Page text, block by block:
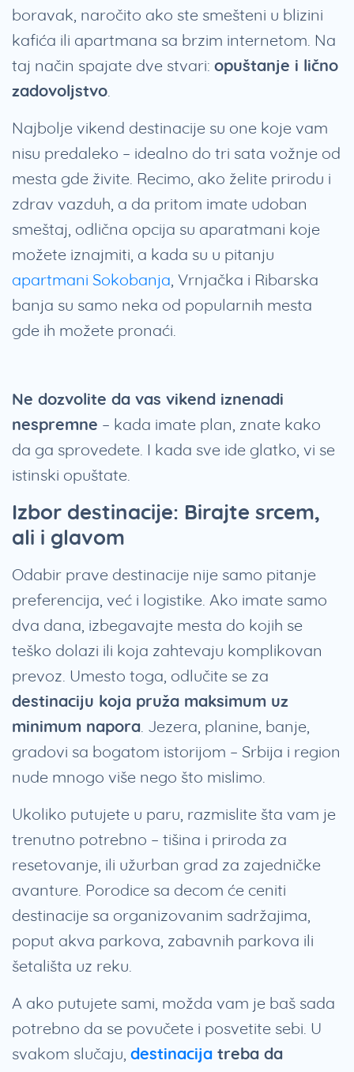
boravak, naročito ako ste smešteni u blizini
kafića ili apartmana sa brzim internetom. Na
taj način spajate dve stvari: opuštanje i lično
zadovoljstvo
Najbolje vikend destinacije su one koje vam
nisu predaleko – idealno do tri sata vožnje od
mesta gde živite. Recimo, ako želite prirodu i
zdrav vazduh, a da pritom imate udoban
smeštaj, odlična opcija su aparatmani koje
možete iznajmiti, a kada su u pitanju
apartmani Sokobanja , Vrnjačka i Ribarska
banja su samo neka od popularnih mesta
gde ih možete pronaći.
Ne dozvolite da vas vikend iznenadi
nespremne – kada imate plan, znate kako
da ga sprovedete. I kada sve ide glatko, vi se
istinski opuštate.
Izbor destinacije: Birajte srcem,
ali i glavom
Odabir prave destinacije nije samo pitanje
preferencija, već i logistike. Ako imate samo
dva dana, izbegavajte mesta do kojih se
teško dolazi ili koja zahtevaju komplikovan
prevoz. Umesto toga, odlučite se za
destinaciju koja pruža maksimum uz
minimum napora . Jezera, planine, banje,
gradovi sa bogatom istorijom – Srbija i region
nude mnogo više nego što mislimo.
Ukoliko putujete u paru, razmislite šta vam je
trenutno potrebno – tišina i priroda za
resetovanje, ili užurban grad za zajedničke
avanture. Porodice sa decom će ceniti
destinacije sa organizovanim sadržajima,
poput akva parkova, zabavnih parkova ili
šetališta uz reku.
A ako putujete sami, možda vam je baš sada
potrebno da se povučete i posvetite sebi. U
svakom slučaju, destinacija treba da